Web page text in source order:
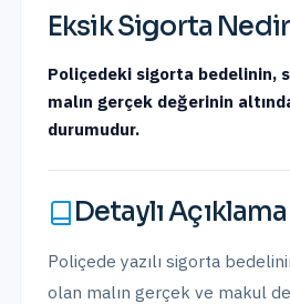
Eksik Sigorta
Poliçedeki sigorta bedelinin,
malın gerçek değerinin
durumudur.
Detaylı Açıklama
Poliçede yazılı sigorta
olan malın gerçek ve makul